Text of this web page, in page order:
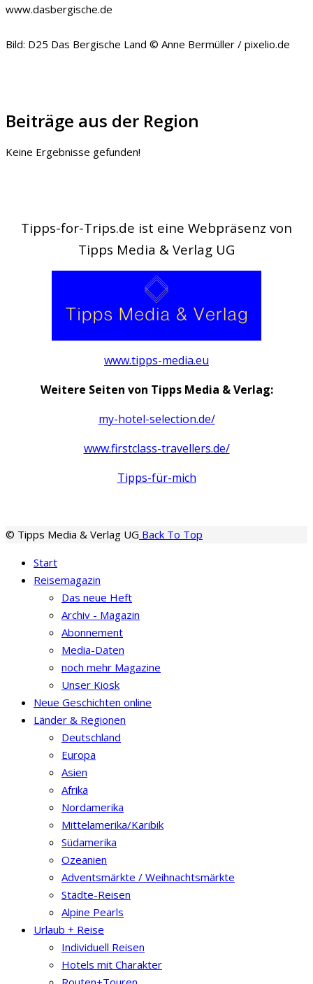
www.dasbergische.de
Bild: D25 Das Bergische Land © Anne Bermüller / pixelio.de
Beiträge aus der Region
Keine Ergebnisse gefunden!
Tipps-for-Trips.de ist eine Webpräsenz von
Tipps Media & Verlag UG
www.tipps-media.eu
Weitere Seiten von Tipps Media & Verlag:
my-hotel-selection.de/
www.firstclass-travellers.de/
Tipps-für-mich
© Tipps Media & Verlag UG Back To Top
Start
Reisemagazin
Das neue Heft
Archiv - Magazin
Abonnement
Media-Daten
noch mehr Magazine
Unser Kiosk
Neue Geschichten online
Länder & Regionen
Deutschland
Europa
Asien
Afrika
Nordamerika
Mittelamerika/Karibik
Südamerika
Ozeanien
Adventsmärkte / Weihnachtsmärkte
Städte-Reisen
Alpine Pearls
Urlaub + Reise
Individuell Reisen
Hotels mit Charakter